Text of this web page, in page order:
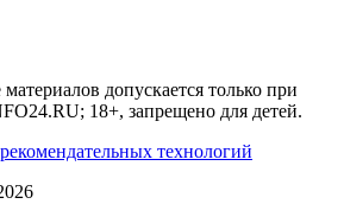
допускается только при
18+, запрещено для детей.
технологий